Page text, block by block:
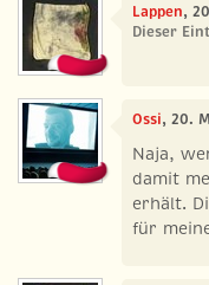
Lappen,
Dieser
Ossi, 20.
Naja,
damit
erhält.
für